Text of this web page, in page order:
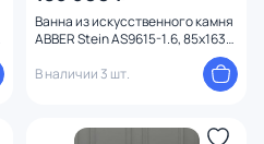
Ванна из искусственного камня
ABBER Stein AS9615-1.6, 85x163
В наличии 3 шт.